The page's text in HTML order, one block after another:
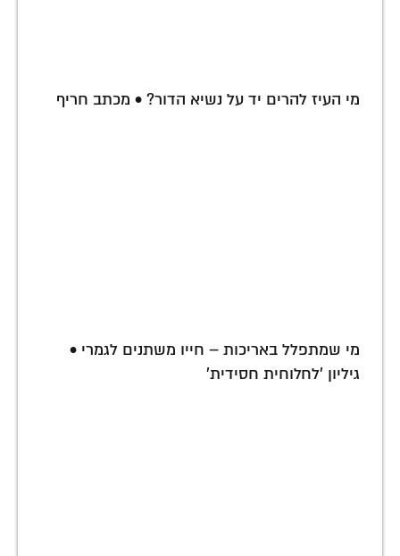
מי העיז להרים יד על נשיא הדור? • מכתב חריף
מי שמתפלל באריכות – חייו משתנים לגמרי •
גיליון 'לחלוחית חסידית'